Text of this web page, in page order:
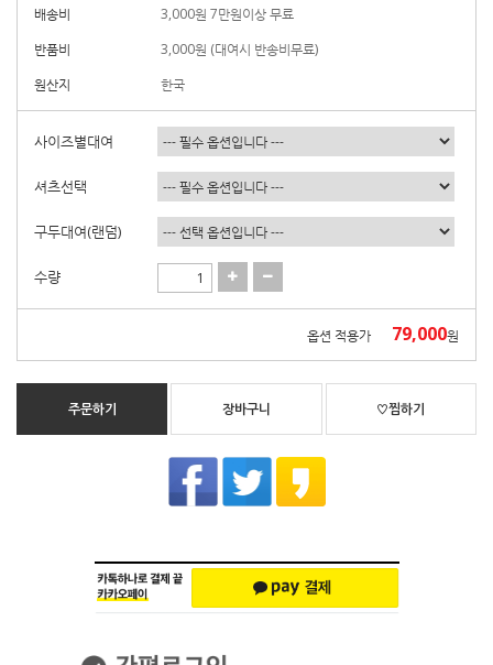
배송비
3,000원 7만원이상 무료
반품비
3,000원 (대여시 반송비무료)
원산지
한국
사이즈별대여
셔츠선택
구두대여(랜덤)
수량
옵션 적용가 79,000원
주문하기 장바구니 ♡찜하기